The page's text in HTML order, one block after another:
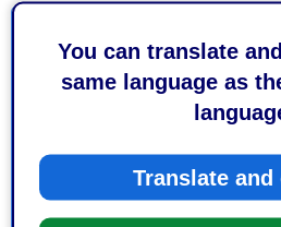
You can translate
same language as
Translate
お問い合わせ
保健福祉長寿局地域支え合い推
葵区追手町5-1 静岡庁舎新館
電話番号：054-221-1203